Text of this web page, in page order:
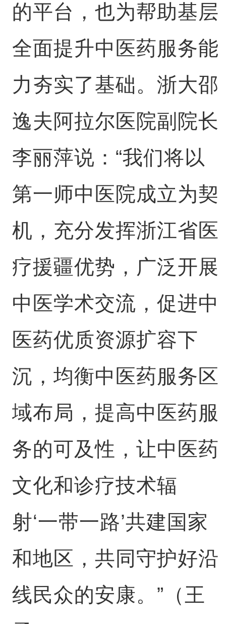
的平台，也为帮助基层
全面提升中医药服务能
力夯实了基础。浙大邵
逸夫阿拉尔医院副院长
李丽萍说：“我们将以
第一师中医院成立为契
机，充分发挥浙江省医
疗援疆优势，广泛开展
中医学术交流，促进中
医药优质资源扩容下
沉，均衡中医药服务区
域布局，提高中医药服
务的可及性，让中医药
文化和诊疗技术辐
射‘一带一路’共建国家
和地区，共同守护好沿
线民众的安康。”（王